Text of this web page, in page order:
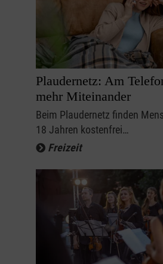
Plaudernetz: Am
mehr Miteinander
Beim Plaudernetz finden
18 Jahren kostenfrei…
Freizeit